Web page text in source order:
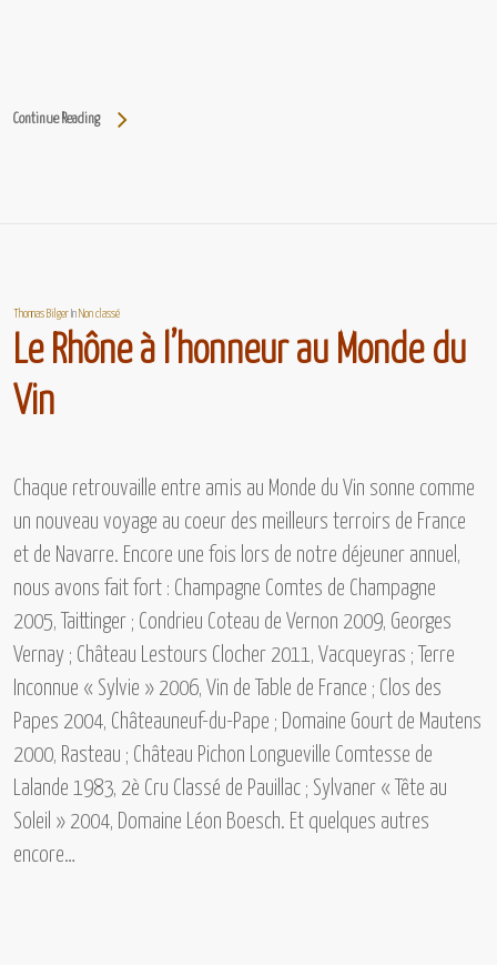
Continue Reading
Thomas Bilger InNon classé
Le Rhône à l’honneur au Monde du
Vin
Chaque retrouvaille entre amis au Monde du Vin sonne comme
un nouveau voyage au coeur des meilleurs terroirs de France
et de Navarre. Encore une fois lors de notre déjeuner annuel,
nous avons fait fort : Champagne Comtes de Champagne
2005, Taittinger ; Condrieu Coteau de Vernon 2009, Georges
Vernay ; Château Lestours Clocher 2011, Vacqueyras ; Terre
Inconnue « Sylvie » 2006, Vin de Table de France ; Clos des
Papes 2004, Châteauneuf-du-Pape ; Domaine Gourt de Mautens
2000, Rasteau ; Château Pichon Longueville Comtesse de
Lalande 1983, 2è Cru Classé de Pauillac ; Sylvaner « Tête au
Soleil » 2004, Domaine Léon Boesch. Et quelques autres
encore…